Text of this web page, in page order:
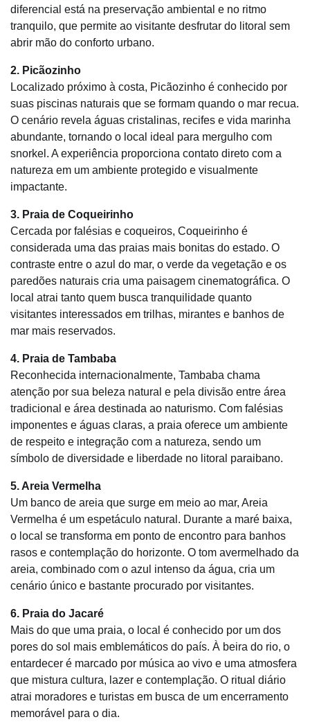
diferencial está na preservação ambiental e no ritmo
tranquilo, que permite ao visitante desfrutar do litoral sem
abrir mão do conforto urbano.
2. Picãozinho
Localizado próximo à costa, Picãozinho é conhecido por
suas piscinas naturais que se formam quando o mar recua.
O cenário revela águas cristalinas, recifes e vida marinha
abundante, tornando o local ideal para mergulho com
snorkel. A experiência proporciona contato direto com a
natureza em um ambiente protegido e visualmente
impactante.
3. Praia de Coqueirinho
Cercada por falésias e coqueiros, Coqueirinho é
considerada uma das praias mais bonitas do estado. O
contraste entre o azul do mar, o verde da vegetação e os
paredões naturais cria uma paisagem cinematográfica. O
local atrai tanto quem busca tranquilidade quanto
visitantes interessados em trilhas, mirantes e banhos de
mar mais reservados.
4. Praia de Tambaba
Reconhecida internacionalmente, Tambaba chama
atenção por sua beleza natural e pela divisão entre área
tradicional e área destinada ao naturismo. Com falésias
imponentes e águas claras, a praia oferece um ambiente
de respeito e integração com a natureza, sendo um
símbolo de diversidade e liberdade no litoral paraibano.
5. Areia Vermelha
Um banco de areia que surge em meio ao mar, Areia
Vermelha é um espetáculo natural. Durante a maré baixa,
o local se transforma em ponto de encontro para banhos
rasos e contemplação do horizonte. O tom avermelhado da
areia, combinado com o azul intenso da água, cria um
cenário único e bastante procurado por visitantes.
6. Praia do Jacaré
Mais do que uma praia, o local é conhecido por um dos
pores do sol mais emblemáticos do país. À beira do rio, o
entardecer é marcado por música ao vivo e uma atmosfera
que mistura cultura, lazer e contemplação. O ritual diário
atrai moradores e turistas em busca de um encerramento
memorável para o dia.